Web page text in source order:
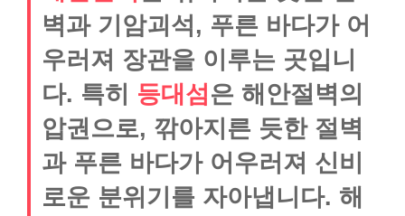
벽과 기암괴석, 푸른 바다가 어
우러져 장관을 이루는 곳입니
다. 특히 등대섬은 해안절벽의
압권으로, 깎아지른 듯한 절벽
과 푸른 바다가 어우러져 신비
로운 분위기를 자아냅니다. 해